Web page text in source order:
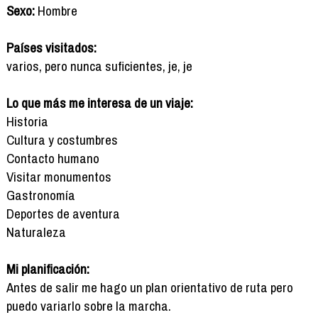
Sexo:Hombre
Países visitados:
varios, pero nunca suficientes, je, je
Lo que más me interesa de un viaje:
Historia
Cultura y costumbres
Contacto humano
Visitar monumentos
Gastronomía
Deportes de aventura
Naturaleza
Mi planificación:
Antes de salir me hago un plan orientativo de ruta pero
puedo variarlo sobre la marcha.